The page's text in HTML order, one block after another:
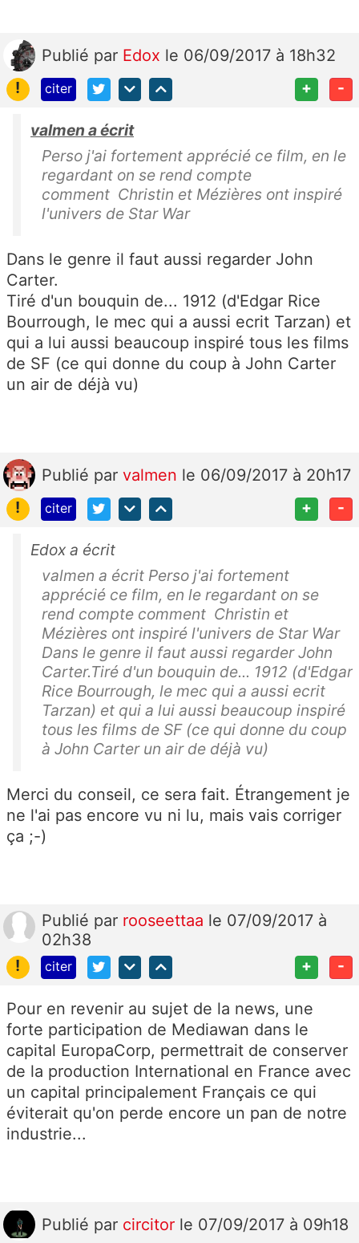
Publié par Edox le 06/09/2017 à 18h32
!
citer + -
valmen a écrit
Perso j'ai fortement apprécié ce film, en le
regardant on se rend compte
comment Christin et Mézières ont inspiré
l'univers de Star War
Dans le genre il faut aussi regarder John
Carter.
Tiré d'un bouquin de... 1912 (d'Edgar Rice
Bourrough, le mec qui a aussi ecrit Tarzan) et
qui a lui aussi beaucoup inspiré tous les films
de SF (ce qui donne du coup à John Carter
un air de déjà vu)
Publié par valmen le 06/09/2017 à 20h17
!
citer + -
Edox a écrit
valmen a écrit Perso j'ai fortement
apprécié ce film, en le regardant on se
rend compte comment Christin et
Mézières ont inspiré l'univers de Star War
Dans le genre il faut aussi regarder John
Carter.Tiré d'un bouquin de... 1912 (d'Edgar
Rice Bourrough, le mec qui a aussi ecrit
Tarzan) et qui a lui aussi beaucoup inspiré
tous les films de SF (ce qui donne du coup
à John Carter un air de déjà vu)
Merci du conseil, ce sera fait. Étrangement je
ne l'ai pas encore vu ni lu, mais vais corriger
ça ;-)
Publié par rooseettaa le 07/09/2017 à
02h38
!
citer + -
Pour en revenir au sujet de la news, une
forte participation de Mediawan dans le
capital EuropaCorp, permettrait de conserver
de la production International en France avec
un capital principalement Français ce qui
éviterait qu'on perde encore un pan de notre
industrie...
Publié par circitor le 07/09/2017 à 09h18